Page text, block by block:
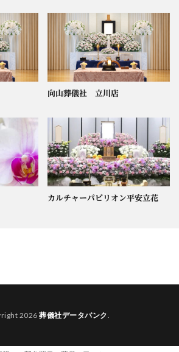
向山葬儀社 立川店
カルチャーパビリオン平安立花
2026葬儀社データバンク.